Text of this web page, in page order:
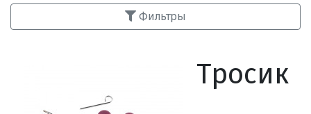
Фильтры
Тросик